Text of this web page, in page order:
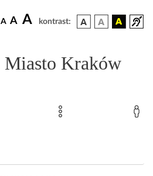
A A A kontrast:
Miasto Kraków